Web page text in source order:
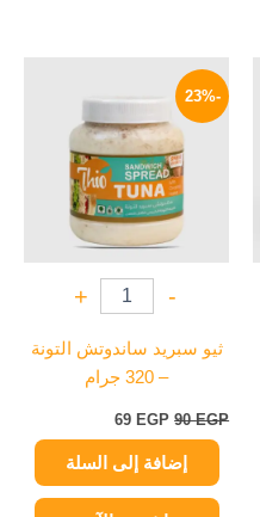
-23%
-
+
ثيو سبريد ساندوتش التونة
– 320 جرام
90EGP
هو:
90 EGP.
69 EGP
هو:
69 EGP.
إضافة إلى السلة